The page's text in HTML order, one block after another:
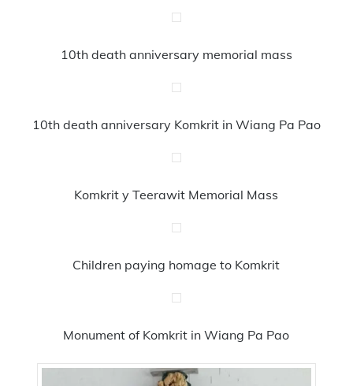
10th death anniversary memorial mass
10th death anniversary Komkrit in Wiang Pa Pao
Komkrit y Teerawit Memorial Mass
Children paying homage to Komkrit
Monument of Komkrit in Wiang Pa Pao